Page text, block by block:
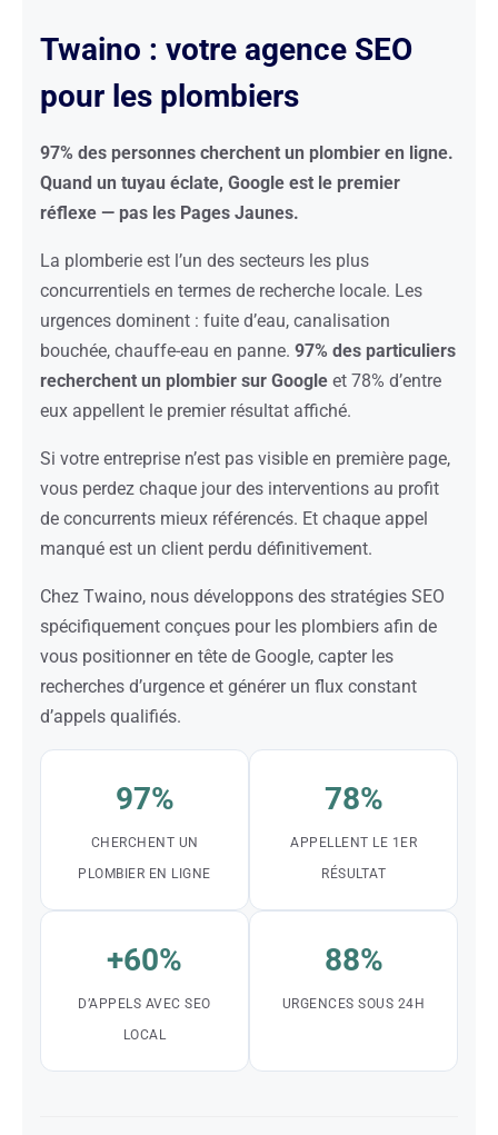
Twaino : votre agence SEO
pour les plombiers
97% des personnes cherchent un plombier en ligne.
Quand un tuyau éclate, Google est le premier
réflexe — pas les Pages Jaunes.
La plomberie est l’un des secteurs les plus
concurrentiels en termes de recherche locale. Les
urgences dominent : fuite d’eau, canalisation
bouchée, chauffe-eau en panne. 97% des particuliers
recherchent un plombier sur Google et 78% d’entre
eux appellent le premier résultat affiché.
Si votre entreprise n’est pas visible en première page,
vous perdez chaque jour des interventions au profit
de concurrents mieux référencés. Et chaque appel
manqué est un client perdu définitivement.
Chez Twaino, nous développons des stratégies SEO
spécifiquement conçues pour les plombiers afin de
vous positionner en tête de Google, capter les
recherches d’urgence et générer un flux constant
d’appels qualifiés.
97%
CHERCHENT UN
PLOMBIER EN LIGNE
78%
APPELLENT LE 1ER
RÉSULTAT
+60%
D’APPELS AVEC SEO
LOCAL
88%
URGENCES SOUS 24H